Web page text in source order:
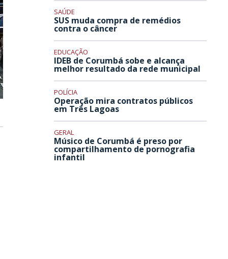
SAÚDE
SUS muda compra de remédios
contra o câncer
EDUCAÇÃO
IDEB de Corumbá sobe e alcança
melhor resultado da rede municipal
POLÍCIA
Operação mira contratos públicos
em Três Lagoas
GERAL
Músico de Corumbá é preso por
compartilhamento de pornografia
infantil